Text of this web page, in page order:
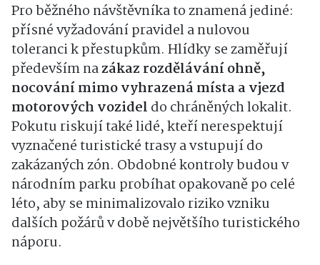
Pro běžného návštěvníka to znamená jediné:
přísné vyžadování pravidel a nulovou
toleranci k přestupkům. Hlídky se zaměřují
především nazákaz rozdělávání ohně,
nocování mimo vyhrazená místa a vjezd
motorových vozidel do chráněných lokalit.
Pokutu riskují také lidé, kteří nerespektují
vyznačené turistické trasy a vstupují do
zakázaných zón. Obdobné kontroly budou v
národním parku probíhat opakovaně po celé
léto, aby se minimalizovalo riziko vzniku
dalších požárů v době největšího turistického
náporu.